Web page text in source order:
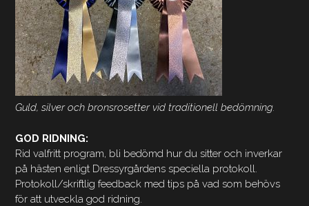
Guld, silver och bronsrosetter vid traditionell bedömning.
GOD RIDNING:
Rid valfritt program, bli bedömd hur du sitter och inverkar
på hästen enligt Dressyrgårdens speciella protokoll.
Protokoll/skriftlig feedback med tips på vad som behövs
för att utveckla god ridning.